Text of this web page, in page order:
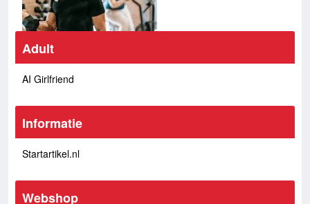
Adult
AI Girlfriend
Informatie
Startartikel.nl
Webshop